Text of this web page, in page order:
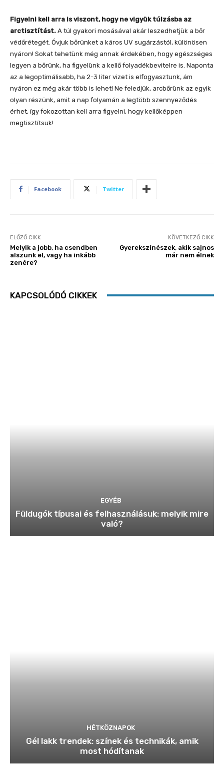
Figyelni kell arra is viszont, hogy ne vigyük túlzásba az
arctisztítást. A túl gyakori mosásával akár leszedhetjük a bőr
védőrétegét. Óvjuk bőrünket a káros UV sugárzástól, különösen
nyáron! Sokat tehetünk még annak érdekében, hogy egészséges
legyen a bőrünk, ha figyelünk a kellő folyadékbevitelre is. Naponta
az a legoptimálisabb, ha 2-3 liter vizet is elfogyasztunk, ám
nyáron ez még akár több is lehet! Ne feledjük, arcbőrünk az egyik
olyan részünk, amit a nap folyamán a legtöbb szennyeződés
érhet, így fokozottan kell arra figyelni, hogy kellőképpen
megtisztítsuk!
Facebook Twitter
ELŐZŐ CIKK
Melyik a jobb, ha csendben
alszunk el, vagy ha inkább
zenére?
KÖVETKEZŐ CIKK
Gyerekszínészek, akik sajnos
már nem élnek
KAPCSOLÓDÓ CIKKEK
EGYÉB
Füldugók típusai és felhasználásuk: melyik mire
való?
HÉTKÖZNAPOK
Gél lakk trendek: színek és technikák, amik
most hódítanak